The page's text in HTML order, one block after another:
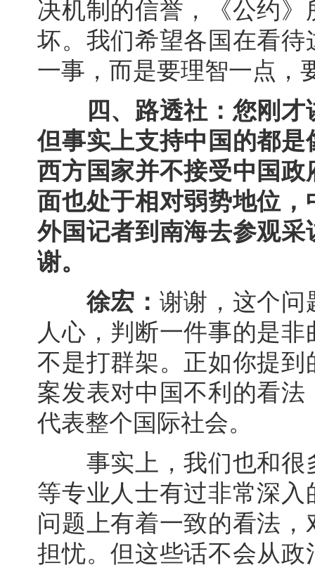
决机制的信誉，《公约
坏。我们希望各国在看
一事，而是要理智一点，
四、路透社：您刚
但事实上支持中国的都
西方国家并不接受中国
面也处于相对弱势地位
外国记者到南海去参观
谢。
徐宏： 谢谢，这个问
人心，判断一件事的是
不是打群架。正如你提
案发表对中国不利的看
代表整个国际社会。
事实上，我们也和很
等专业人士有过非常深
问题上有着一致的看法
担忧。但这些话不会从